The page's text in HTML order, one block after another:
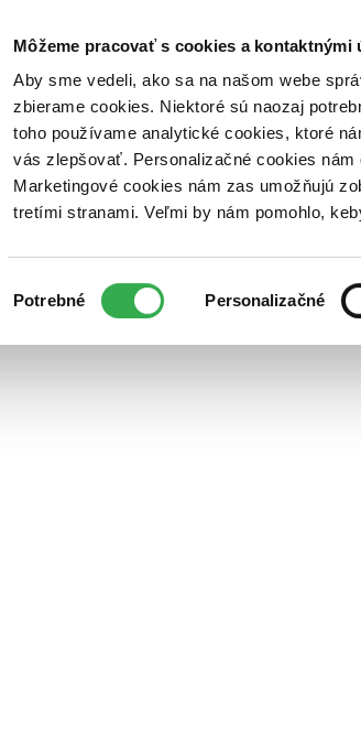
Môžeme pracovať s cookies a kontaktnými
Aby sme vedeli, ako sa na našom webe
zbierame cookies. Niektoré sú naozaj
toho používame analytické cookies, ktoré
vás zlepšovať. Personalizačné cookies
Marketingové cookies nám zas umožňujú
tretími stranami. Veľmi by nám pomohlo,
súhlasu
Potrebné Personalizačné
Poukážky Kontakt